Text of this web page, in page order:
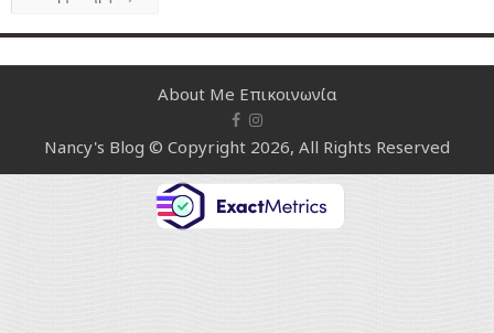
About Me Επικοινωνία
Nancy's Blog © Copyright 2026, All Rights Reserved